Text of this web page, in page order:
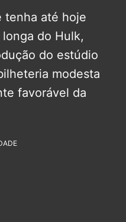
tenha até hoje
do Hulk,
do estúdio
modesta
favorável da